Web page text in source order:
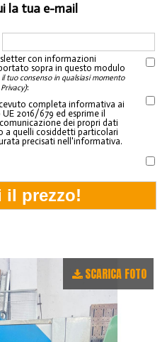
la tua e-mail
con informazioni
sopra in questo modulo
tuo consenso in qualsiasi momento
:
completa informativa ai
2016/679 ed esprime il
dei propri dati
a quelli cosiddetti particolari
precisati nell'informativa.
SCARICA FOTO